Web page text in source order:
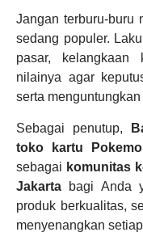
Jangan terburu-buru
sedang populer.
pasar, kelangkaan
nilainya agar
serta
Sebagai penutup,
toko kartu
sebagai komunitas
Jakarta bagi Anda
produk berkualitas,
menyenangkan